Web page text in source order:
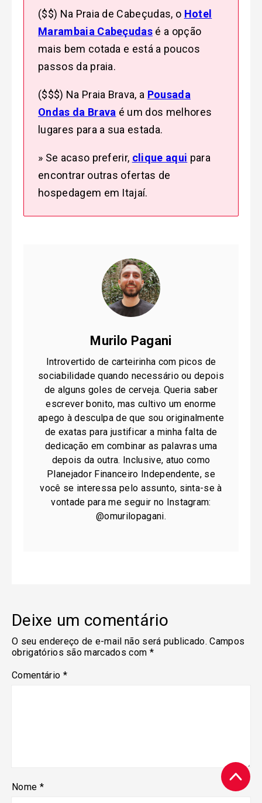
($$) Na Praia de Cabeçudas, o Hotel
Marambaia Cabeçudas é a opção
mais bem cotada e está a poucos
passos da praia.
($$$) Na Praia Brava, a Pousada
Ondas da Brava é um dos melhores
lugares para a sua estada.
» Se acaso preferir, clique aqui para
encontrar outras ofertas de
hospedagem em Itajaí.
Murilo Pagani
Introvertido de carteirinha com picos de
sociabilidade quando necessário ou depois
de alguns goles de cerveja. Queria saber
escrever bonito, mas cultivo um enorme
apego à desculpa de que sou originalmente
de exatas para justificar a minha falta de
dedicação em combinar as palavras uma
depois da outra. Inclusive, atuo como
Planejador Financeiro Independente, se
você se interessa pelo assunto, sinta-se à
vontade para me seguir no Instagram:
@omurilopagani.
Deixe um comentário
O seu endereço de e-mail não será publicado. Campos
obrigatórios são marcados com *
Comentário *
Nome *